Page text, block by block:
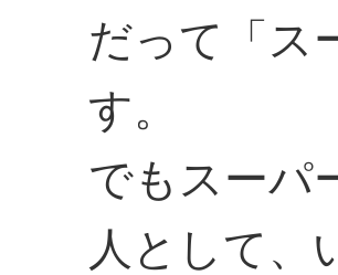
だって「ス
す。
でもスーパ
人として、